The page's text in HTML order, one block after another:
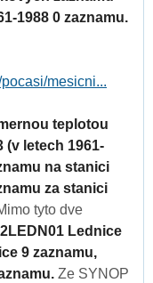
1988 0 zaznamu.
mesicni...
teplotou
(v letech 1961-
na stanici
za stanici
tyto dve
Lednice
9 zaznamu,
Ze SYNOP